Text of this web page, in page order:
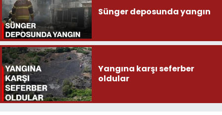
Sünger deposunda yangın
Yangına karşı seferber
oldular